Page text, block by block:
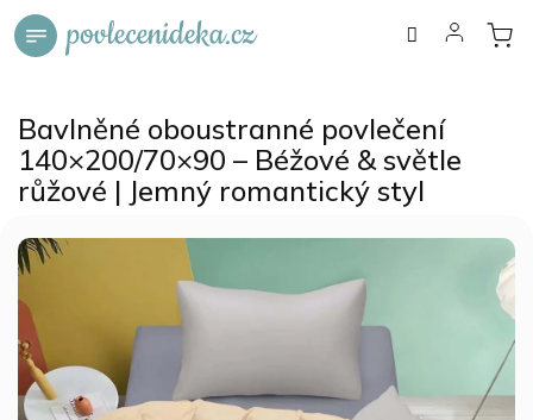
Přejít
na
Bavlněné oboustranné povlečení
140×200/70×90 – Béžové & světle
růžové | Jemný romantický styl